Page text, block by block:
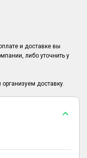
и доставке вы
либо уточнить у